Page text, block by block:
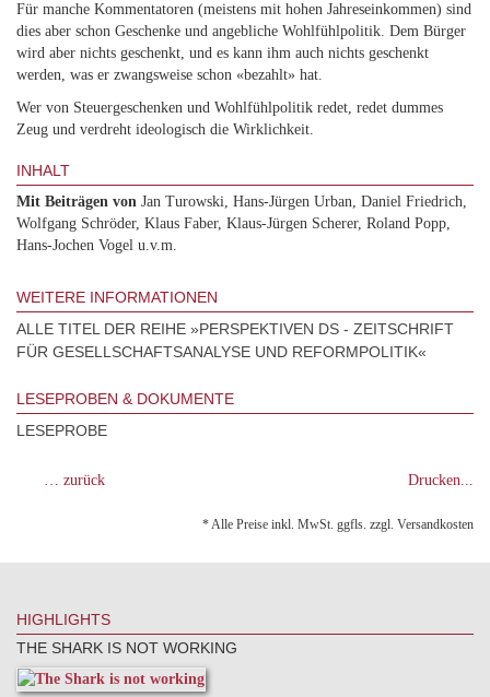
Für manche Kommentatoren (meistens mit hohen Jahreseinkommen) sind
dies aber schon Geschenke und angebliche Wohlfühlpolitik. Dem Bürger
wird aber nichts geschenkt, und es kann ihm auch nichts geschenkt
werden, was er zwangsweise schon «bezahlt» hat.
Wer von Steuergeschenken und Wohlfühlpolitik redet, redet dummes
Zeug und verdreht ideologisch die Wirklichkeit.
INHALT
Mit Beiträgen von Jan Turowski, Hans-Jürgen Urban, Daniel Friedrich,
Wolfgang Schröder, Klaus Faber, Klaus-Jürgen Scherer, Roland Popp,
Hans-Jochen Vogel u.v.m.
WEITERE INFORMATIONEN
ALLE TITEL DER REIHE »PERSPEKTIVEN DS - ZEITSCHRIFT
FÜR GESELLSCHAFTSANALYSE UND REFORMPOLITIK«
LESEPROBEN & DOKUMENTE
LESEPROBE
… zurück Drucken...
* Alle Preise inkl. MwSt. ggfls. zzgl. Versandkosten
HIGHLIGHTS
THE SHARK IS NOT WORKING